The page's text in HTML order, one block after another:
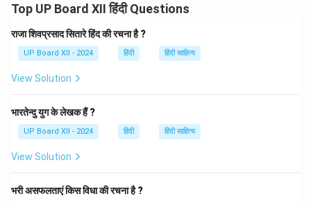
हैं।उदाहरण:
"सौ चूहे खाकर बिल्ली हज को चली।"
(इस उदाहरण में व्यंग्यपूर्ण हास्य व्यक्त किया गया है।)
रस का स्थायी भाव 'शम' (शांति) होता है। यह रस वैराग्य, आध्यात्मिकता
और सच्चे आत्मज्ञान के अनुभव से उत्पन्न होता है।
बढ़ो।"
Top UP Board XII हिंदी Questions
राजा शिवप्रसाद सितारे हिंद की रचना है ?
UP Board XII - 2024 हिंदी हिंदी साहित्य
View Solution
भारतेन्दु युग के लेखक हैं ?
UP Board XII - 2024 हिंदी हिंदी साहित्य
View Solution
भरी असफलताएं किस विधा की रचना है ?